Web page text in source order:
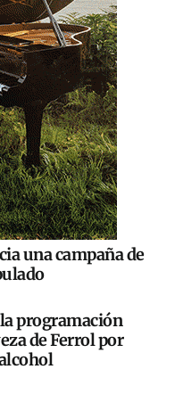
una campaña de
programación
de Ferrol por